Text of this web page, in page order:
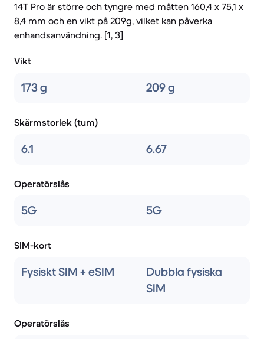
14T Pro är större och tyngre med måtten 160,4 x 75,1 x
8,4 mm och en vikt på 209g, vilket kan påverka
enhandsanvändning. [1, 3]
Vikt
173 g 209 g
Skärmstorlek (tum)
6.1 6.67
Operatörslås
5G 5G
SIM-kort
Fysiskt SIM + eSIM
Dubbla fysiska
SIM
Operatörslås